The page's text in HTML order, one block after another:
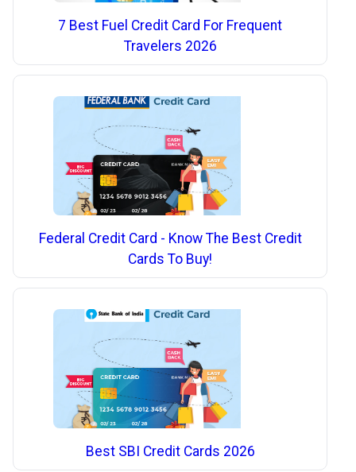
7 Best Fuel Credit Card For Frequent
Travelers 2026
Federal Credit Card - Know The Best Credit
Cards To Buy!
Best SBI Credit Cards 2026